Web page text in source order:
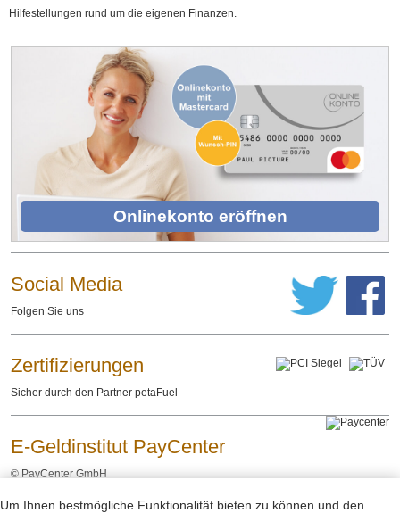
Hilfestellungen rund um die eigenen Finanzen.
Onlinekonto eröffnen
Social Media
Folgen Sie uns
Zertifizierungen
Sicher durch den Partner petaFuel
E-Geldinstitut PayCenter
© PayCenter GmbH
Impressum - Datenschutzerklärung - Rechtliche Hinweise
Um Ihnen bestmögliche Funktionalität bieten zu können und den